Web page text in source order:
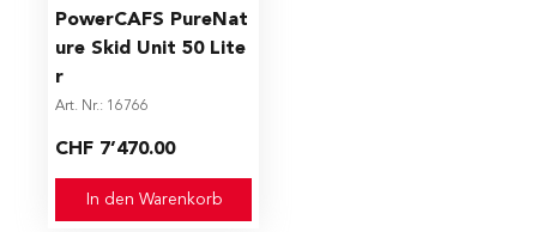
PowerCAFS PureNat
ure Skid Unit 50 Lite
r
Art. Nr.: 16766
CHF 7’470.00
In den Warenkorb